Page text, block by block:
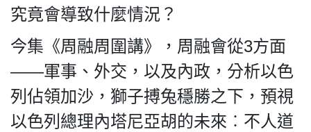
活動
關於我們
究竟會導致什麼情況？
今集《周融周圍講》，周融會從3方面
——軍事、外交，以及內政，分析以色
列佔領加沙，獅子搏兔穩勝之下，預視
以色列總理內塔尼亞胡的未來︰不人道